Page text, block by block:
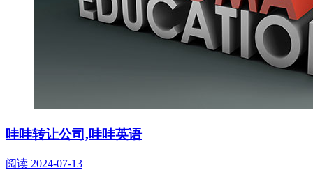
哇哇转让公司,哇哇英语
阅读 2024-07-13